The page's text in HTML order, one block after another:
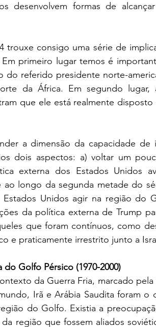
desenvolvem formas de
trouxe consigo uma série de
primeiro lugar temos é
do referido presidente norte-
da África. Em segundo lugar,
que ele está realmente
a dimensão da capacidade de
dois aspectos: a) voltar um
externa dos Estados Unidos
ao longo da segunda metade do
Unidos agir na região do
da política externa de Trump
que foram contínuos, como
e praticamente irrestrito junto a
Golfo Pérsico (1970-2000)
da Guerra Fria, marcado
Irã e Arábia Saudita foram o
do Golfo. Existia a
região que fossem aliados